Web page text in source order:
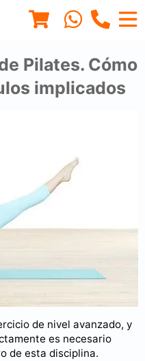
Pilates. Cómo
implicados
de nivel avanzado, y
es necesario
de esta disciplina.